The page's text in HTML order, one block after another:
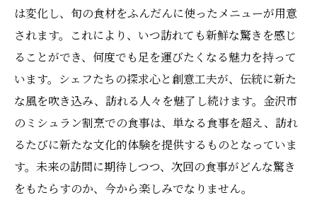
新しい味覚の発見が待つ金沢の割烹
味覚の世界を広げる金沢市のミシュラン割
烹
金沢市の割烹で体験する味覚の旅
ミシュラン割烹で味わう金沢の味覚探求
新たな味覚の冒険が始まる金沢市
は変化し、旬の食材をふんだんに使ったメニューが用意
されます。これにより、いつ訪れても新鮮な驚きを感じ
ることができ、何度でも足を運びたくなる魅力を持って
います。シェフたちの探求心と創意工夫が、伝統に新た
な風を吹き込み、訪れる人々を魅了し続けます。金沢市
のミシュラン割烹での食事は、単なる食事を超え、訪れ
るたびに新たな文化的体験を提供するものとなっていま
す。未来の訪問に期待しつつ、次回の食事がどんな驚き
をもたらすのか、今から楽しみでなりません。